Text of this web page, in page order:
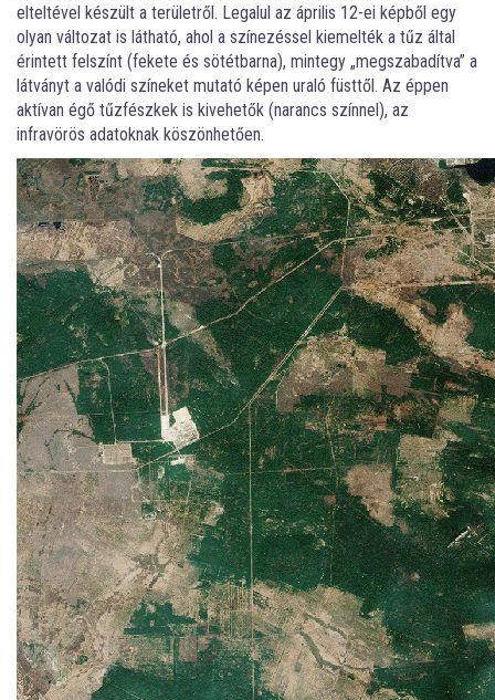
elteltével készült a területről. Legalul az április 12-ei képből egy
olyan változat is látható, ahol a színezéssel kiemelték a tűz által
érintett felszínt (fekete és sötétbarna), mintegy „megszabadítva” a
látványt a valódi színeket mutató képen uraló füsttől. Az éppen
aktívan égő tűzfészkek is kivehetők (narancs színnel), az
infravörös adatoknak köszönhetően.